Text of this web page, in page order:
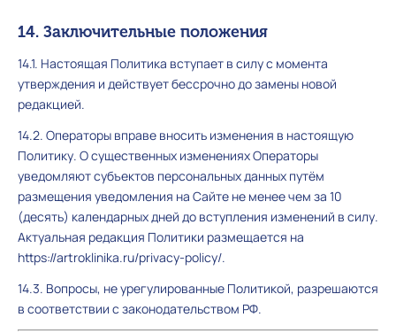
14. Заключительные положения
14.1. Настоящая Политика вступает в силу с момента
утверждения и действует бессрочно до замены новой
редакцией.
14.2. Операторы вправе вносить изменения в настоящую
Политику. О существенных изменениях Операторы
уведомляют субъектов персональных данных путём
размещения уведомления на Сайте не менее чем за 10
(десять) календарных дней до вступления изменений в силу.
Актуальная редакция Политики размещается на
https://artroklinika.ru/privacy-policy/.
14.3. Вопросы, не урегулированные Политикой, разрешаются
в соответствии с законодательством РФ.